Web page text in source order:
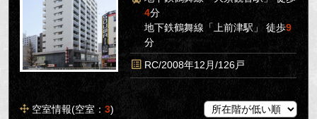
4分
地下鉄鶴舞線「上前津駅」 徒歩9
分
RC/2008年12月/126戸
空室情報(空室：3)